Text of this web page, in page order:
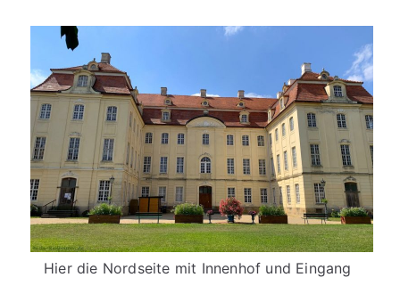
Hier die Nordseite mit Innenhof und Eingang